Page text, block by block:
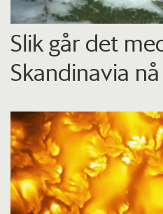
Slik går det
Skandinavia nå